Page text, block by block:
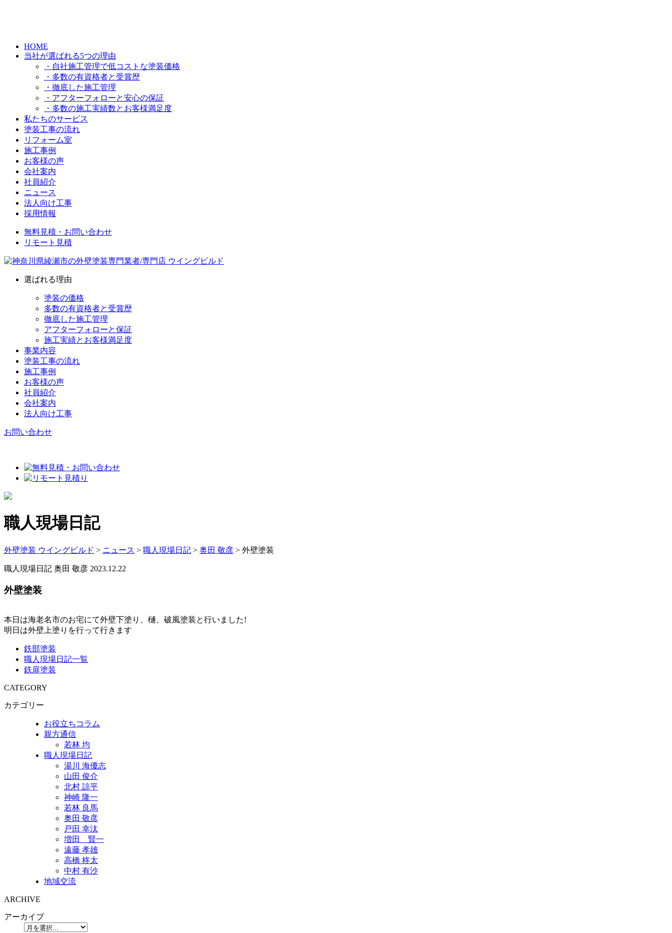
HOME
当社が選ばれる5つの理由
・自社施工管理で低コストな塗装価格
・多数の有資格者と受賞歴
・徹底した施工管理
・アフターフォローと安心の保証
・多数の施工実績数とお客様満足度
私たちのサービス
塗装工事の流れ
リフォーム室
施工事例
お客様の声
会社案内
社員紹介
ニュース
法人向け工事
採用情報
無料見積・お問い合わせ
リモート見積
選ばれる理由
塗装の価格
多数の有資格者と受賞歴
徹底した施工管理
アフターフォローと保証
施工実績とお客様満足度
事業内容
塗装工事の流れ
施工事例
お客様の声
社員紹介
会社案内
法人向け工事
お問い合わせ
職人現場日記
外壁塗装 ウイングビルド > ニュース > 職人現場日記 > 奥田 敬彦 > 外壁塗装
職人現場日記 奥田 敬彦 2023.12.22
外壁塗装
本日は海老名市のお宅にて外壁下塗り、樋、破風塗装と行いました!
明日は外壁上塗りを行って行きます
鉄部塗装
職人現場日記一覧
鉄扉塗装
CATEGORY
カテゴリー
お役立ちコラム
親方通信
若林 均
職人現場日記
湯川 海優志
山田 俊介
北村 諒平
神崎 隆一
若林 良馬
奥田 敬彦
戸田 幸汰
増田 賢一
遠藤 孝雄
高橋 柊太
中村 有沙
地域交流
ARCHIVE
アーカイブ